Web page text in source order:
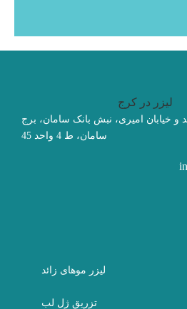
و خیابان امیری، نبش بانک سامان، برج
سامان، ط 4 واحد 45
لیزر موهای زائد
تزریق ژل لب